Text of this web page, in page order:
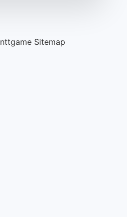
nttgame Sitemap